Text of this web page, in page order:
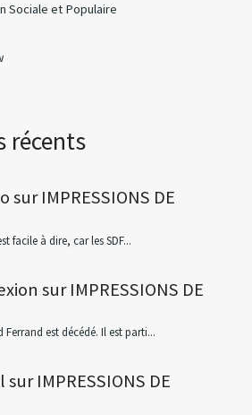
Sociale et Populaire
récents
surIMPRESSIONS DE
facile à dire, car les SDF...
surIMPRESSIONS DE
est décédé. Il est parti...
surIMPRESSIONS DE